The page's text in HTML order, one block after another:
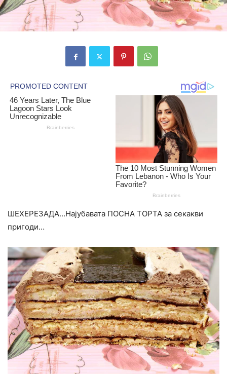
ШЕХЕРЕЗАДА…Најубавата ПОСНА ТОРТА за секакви
пригоди…